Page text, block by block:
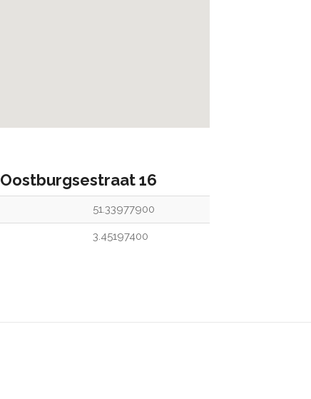
Oostburgsestraat 16
51.33977900
3.45197400